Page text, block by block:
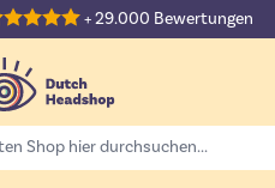
+ 29.000 Bewertungen